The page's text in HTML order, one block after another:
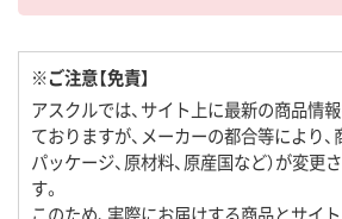
※ご注意【免責】
アスクルでは、サイト上に最新の商品情
ておりますが、メーカーの都合等により、
パッケージ、原材料、原産国など）が変更
す。
このため、実際にお届けする商品とサイ